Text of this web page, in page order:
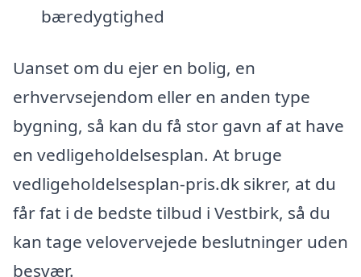
bæredygtighed
Uanset om du ejer en bolig, en
erhvervsejendom eller en anden type
bygning, så kan du få stor gavn af at have
en vedligeholdelsesplan. At bruge
vedligeholdelsesplan-pris.dk sikrer, at du
får fat i de bedste tilbud i Vestbirk, så du
kan tage velovervejede beslutninger uden
besvær.